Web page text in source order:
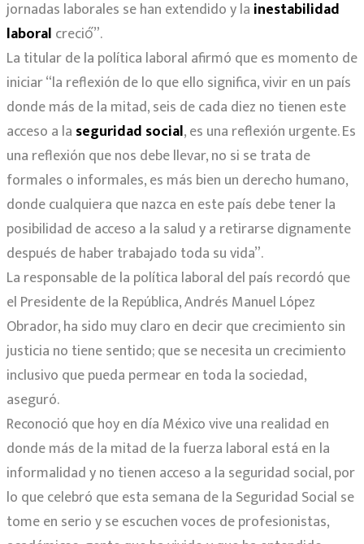
jornadas laborales se han extendido y la inestabilidad
laboral creció́”.
La titular de la política laboral afirmó que es momento de
iniciar “la reflexión de lo que ello significa, vivir en un país
donde más de la mitad, seis de cada diez no tienen este
acceso a la seguridad social, es una reflexión urgente. Es
una reflexión que nos debe llevar, no si se trata de
formales o informales, es más bien un derecho humano,
donde cualquiera que nazca en este país debe tener la
posibilidad de acceso a la salud y a retirarse dignamente
después de haber trabajado toda su vida”.
La responsable de la política laboral del país recordó que
el Presidente de la República, Andrés Manuel López
Obrador, ha sido muy claro en decir que crecimiento sin
justicia no tiene sentido; que se necesita un crecimiento
inclusivo que pueda permear en toda la sociedad,
aseguró.
Reconoció que hoy en día México vive una realidad en
donde más de la mitad de la fuerza laboral está en la
informalidad y no tienen acceso a la seguridad social, por
lo que celebró que esta semana de la Seguridad Social se
tome en serio y se escuchen voces de profesionistas,